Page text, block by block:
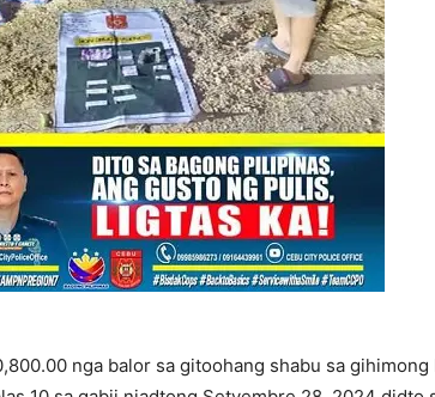
nga balor sa gitoohang shabu sa